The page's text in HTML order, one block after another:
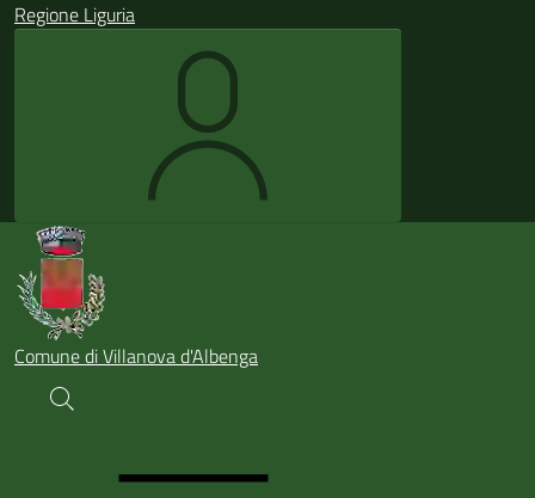
Regione Liguria
Comune di Villanova d'Albenga